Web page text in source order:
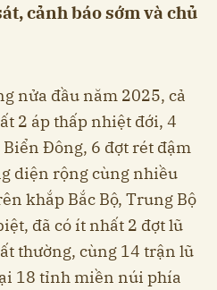
cảnh báo sớm và chủ
nửa đầu năm 2025, cả
2 áp thấp nhiệt đới, 4
Đông, 6 đợt rét đậm
diện rộng cùng nhiều
khắp Bắc Bộ, Trung Bộ
đã có ít nhất 2 đợt lũ
thường, cùng 14 trận lũ
18 tỉnh miền núi phía